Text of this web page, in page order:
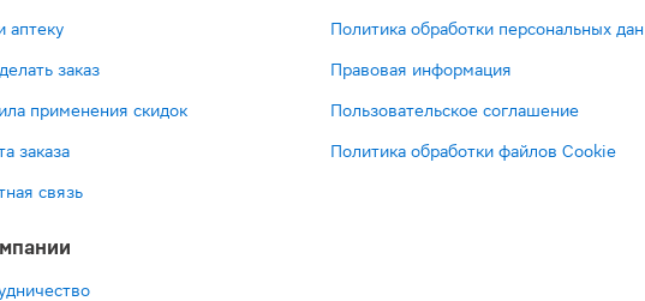
аптеку
заказ
применения скидок
заказа
связь
Политика обработки персональных
Правовая информация
Пользовательское соглашение
Политика обработки файлов Cookie